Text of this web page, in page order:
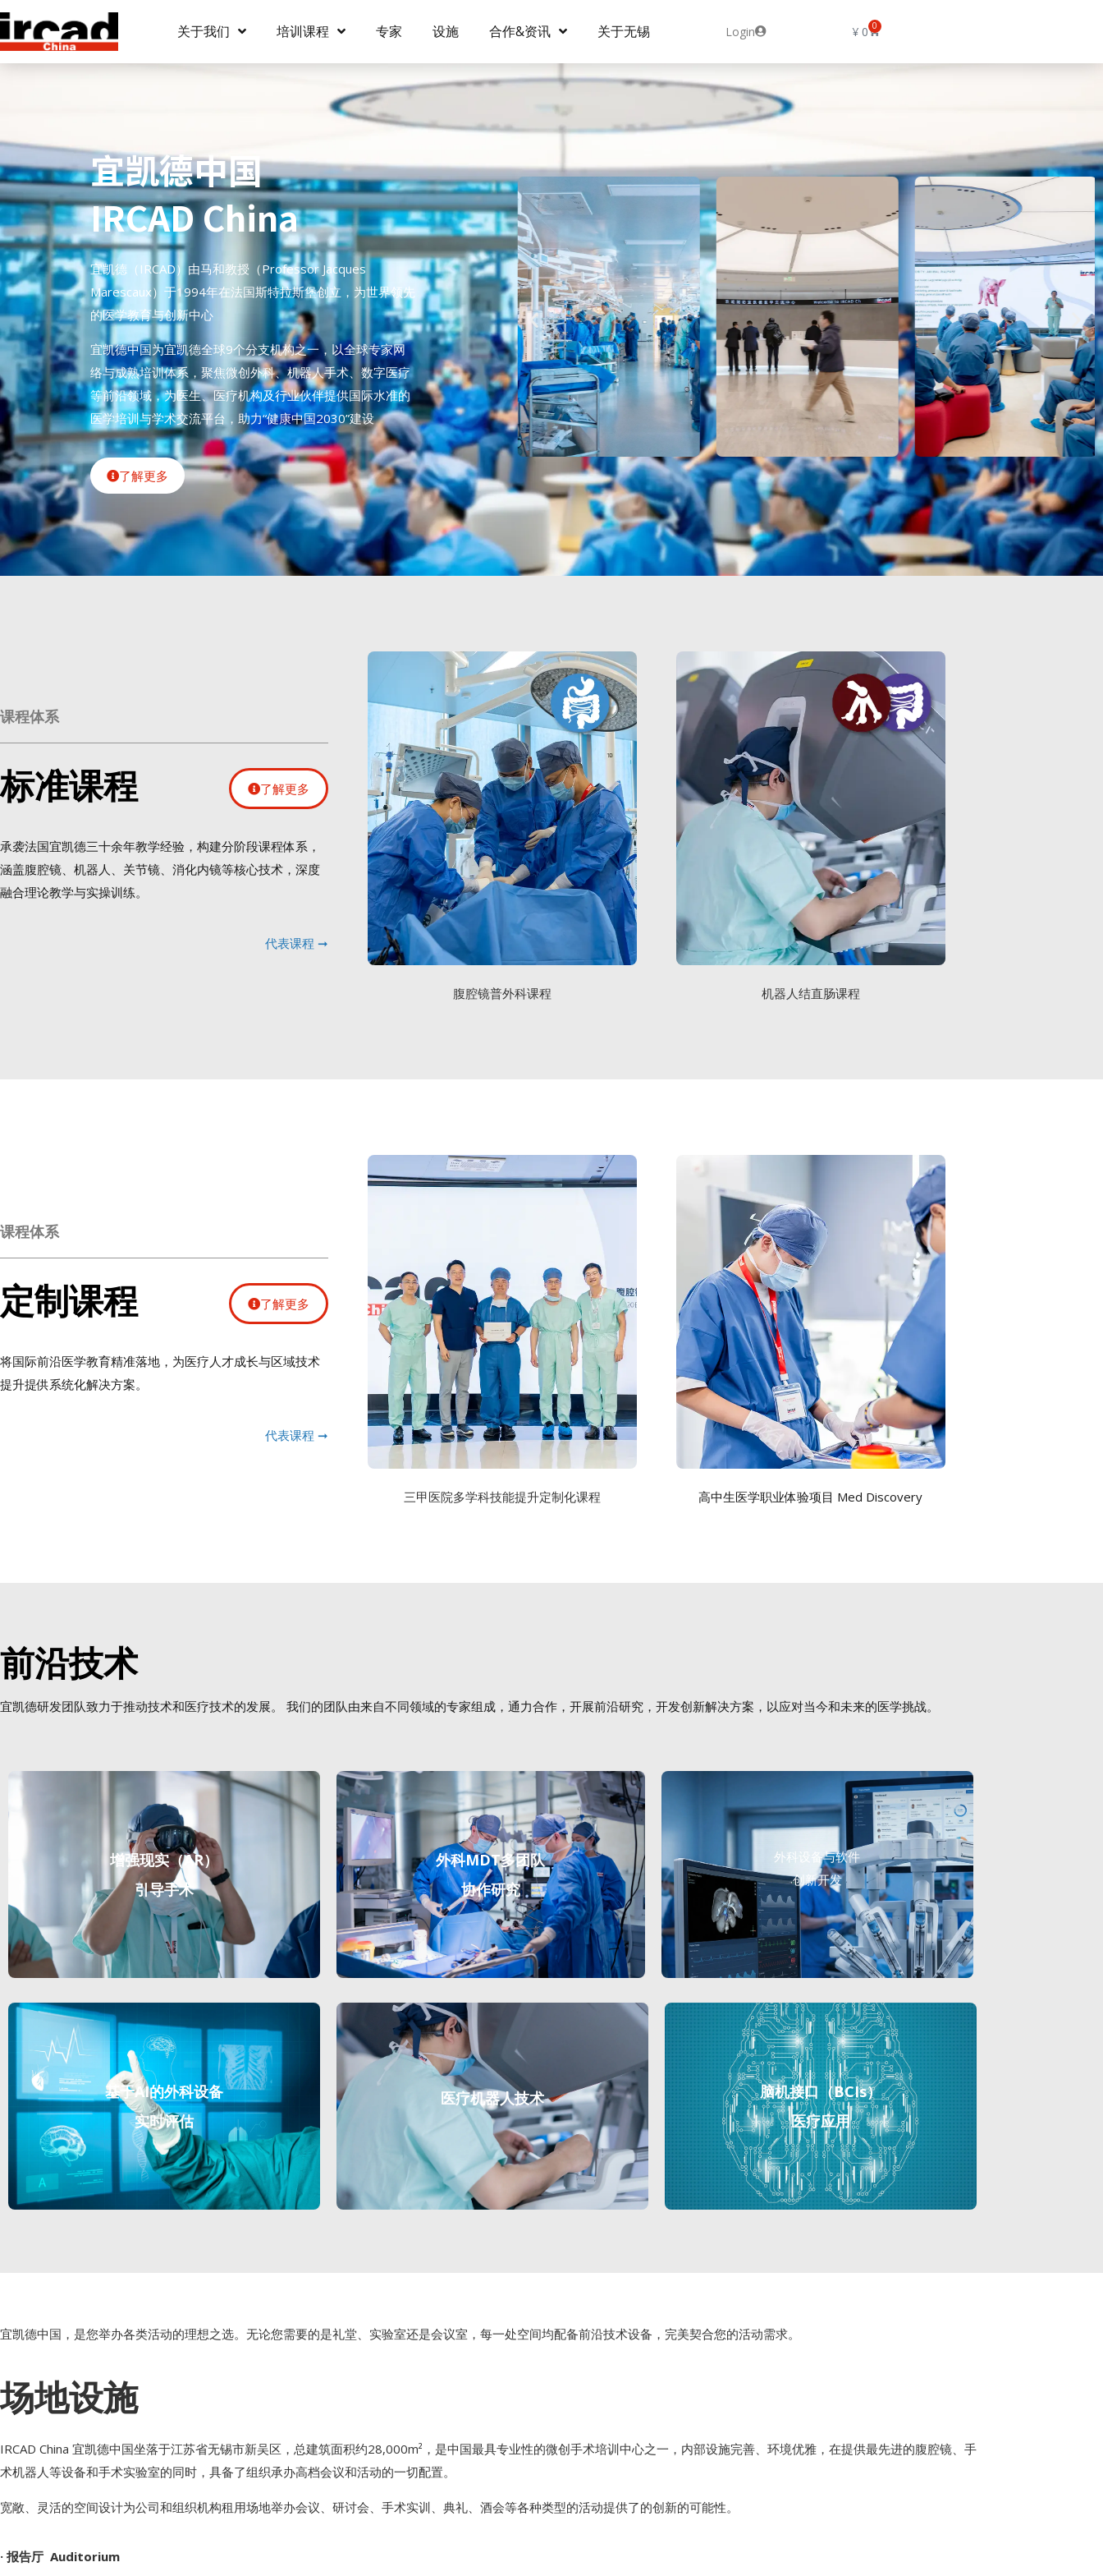
关于我们 培训课程 专家 设施 合作&资讯 关于无锡 Login ¥ 0 0
宜凯德中国
IRCAD China
宜凯德（IRCAD）由马和教授（Professor Jacques
Marescaux）于1994年在法国斯特拉斯堡创立，为世界领先
的医学教育与创新中心
宜凯德中国为宜凯德全球9个分支机构之一，以全球专家网
络与成熟培训体系，聚焦微创外科、机器人手术、数字医疗
等前沿领域，为医生、医疗机构及行业伙伴提供国际水准的
医学培训与学术交流平台，助力“健康中国2030”建设
了解更多
课程体系
标准课程 了解更多
承袭法国宜凯德三十余年教学经验，构建分阶段课程体系，
涵盖腹腔镜、机器人、关节镜、消化内镜等核心技术，深度
融合理论教学与实操训练。
代表课程 ➞
腹腔镜普外科课程 机器人结直肠课程
课程体系
定制课程 了解更多
将国际前沿医学教育精准落地，为医疗人才成长与区域技术
提升提供系统化解决方案。
代表课程 ➞
三甲医院多学科技能提升定制化课程 高中生医学职业体验项目 Med Discovery
前沿技术
宜凯德研发团队致力于推动技术和医疗技术的发展。 我们的团队由来自不同领域的专家组成，通力合作，开展前沿研究，开发创新解决方案，以应对当今和未来的医学挑战。
增强现实（AR）
引导手术
外科MDT多团队
协作研究
外科设备与软件
创新开发
基于AI的外科设备
实时评估
医疗机器人技术
脑机接口（BCIs）
医疗应用
宜凯德中国，是您举办各类活动的理想之选。无论您需要的是礼堂、实验室还是会议室，每一处空间均配备前沿技术设备，完美契合您的活动需求。
场地设施
IRCAD China 宜凯德中国坐落于江苏省无锡市新吴区，总建筑面积约28,000m²，是中国最具专业性的微创手术培训中心之一，内部设施完善、环境优雅，在提供最先进的腹腔镜、手
术机器人等设备和手术实验室的同时，具备了组织承办高档会议和活动的一切配置。
宽敞、灵活的空间设计为公司和组织机构租用场地举办会议、研讨会、手术实训、典礼、酒会等各种类型的活动提供了的创新的可能性。
· 报告厅 Auditorium